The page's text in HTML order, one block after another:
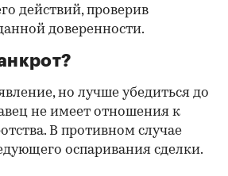
действий, проверив
доверенности.
но лучше убедиться до
не имеет отношения к
В противном случае
оспаривания сделки.